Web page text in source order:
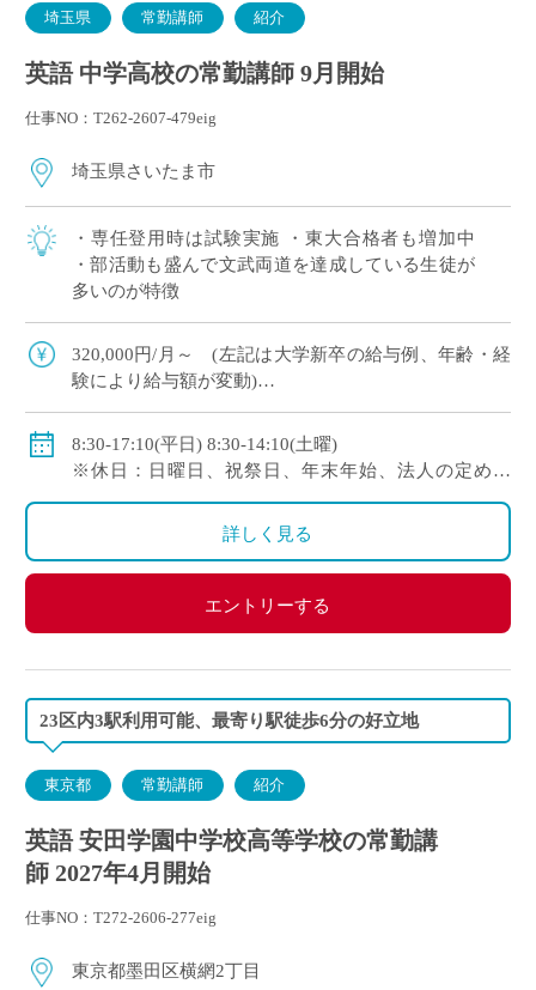
埼玉県 常勤講師 紹介
英語 中学高校の常勤講師 9月開始
仕事NO：T262-2607-479eig
埼玉県さいたま市
・専任登用時は試験実施 ・東大合格者も増加中
・部活動も盛んで文武両道を達成している生徒が
多いのが特徴
320,000円/月～ (左記は大学新卒の給与例、年齢・経
験により給与額が変動)
学共済加入有※交通費全額支給
8:30-17:10(平日) 8:30-14:10(土曜)
※休日：日曜日、祝祭日、年末年始、法人の定めた
詳しく見る
エントリーする
23区内3駅利用可能、最寄り駅徒歩6分の好立地
東京都 常勤講師 紹介
英語 安田学園中学校高等学校の常勤講
師 2027年4月開始
仕事NO：T272-2606-277eig
東京都墨田区横網2丁目